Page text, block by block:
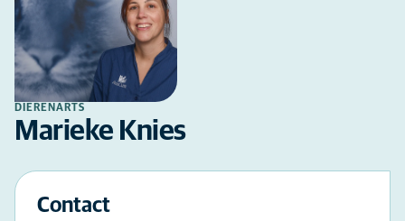
DIERENARTS
Marieke Knies
Contact